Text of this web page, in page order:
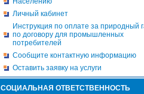
Личный кабинет
Инструкция по оплате за природный
по договору для промышленных
потребителей
Сообщите контактную информацию
Оставить заявку на услуги
СОЦИАЛЬНАЯ ОТВЕТСТВЕННОСТЬ